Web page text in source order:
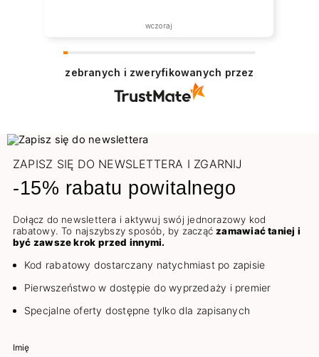
wczoraj
zebranych i zweryfikowanych przez
ZAPISZ SIĘ DO NEWSLETTERA I ZGARNIJ
-15% rabatu powitalnego
Dołącz do newslettera i aktywuj swój jednorazowy kod
rabatowy. To najszybszy sposób, by zacząćzamawiać taniej i
być zawsze krok przed innymi.
Kod rabatowy dostarczany natychmiast po zapisie
Pierwszeństwo w dostępie do wyprzedaży i premier
Specjalne oferty dostępne tylko dla zapisanych